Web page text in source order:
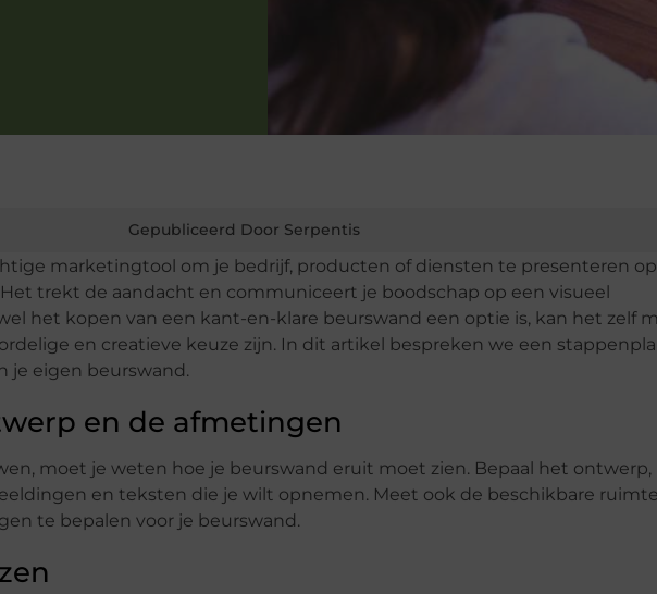
Gepubliceerd Door Serpentis
marketingtool om je bedrijf, producten of diensten te presenteren op
trekt de aandacht en communiceert je boodschap op een visueel
het kopen van een kant-en-klare beurswand een optie is, kan het zelf
en creatieve keuze zijn. In dit artikel bespreken we een
je eigen beurswand.
en de afmetingen
moet je weten hoe je beurswand eruit moet zien. Bepaal het ontwerp,
en teksten die je wilt opnemen. Meet ook de beschikbare
te bepalen voor je beurswand.